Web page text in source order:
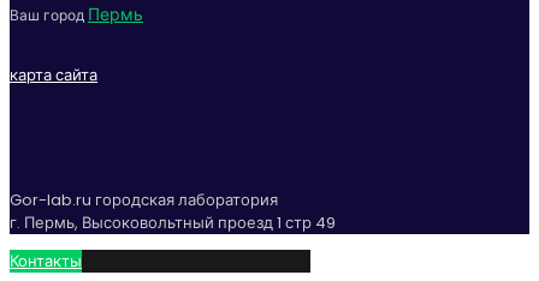
Ваш город Пермь
карта сайта
Gor-lab.ru городская лаборатория
г. Пермь, Высоковольтный проезд 1 стр 49
Контакты